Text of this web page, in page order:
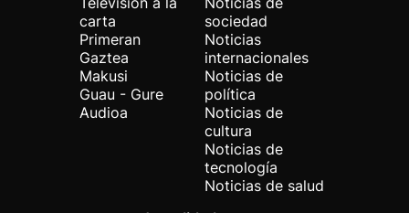
carta
Primeran
Gaztea
Makusi
Guau - Gure
Audioa
sociedad
Noticias
internacionales
Noticias de
política
Noticias de
cultura
Noticias de
tecnología
Noticias de salud